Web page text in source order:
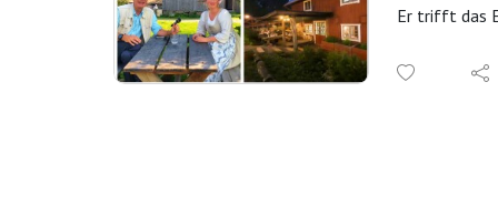
Er trifft das
Julia Mielke,